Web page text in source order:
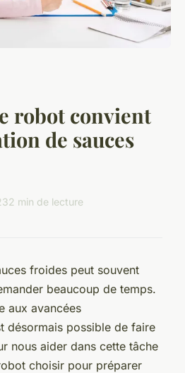
robot convient
de sauces
2 min de lecture
froides peut souvent
beaucoup de temps.
aux avancées
désormais possible de faire
nous aider dans cette tâche
choisir pour préparer